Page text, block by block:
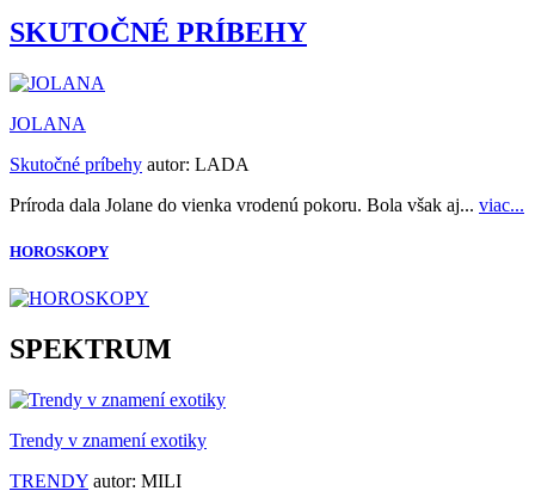
SKUTOČNÉ PRÍBEHY
JOLANA
Skutočné príbehy autor: LADA
Príroda dala Jolane do vienka vrodenú pokoru. Bola však aj... viac...
HOROSKOPY
SPEKTRUM
Trendy v znamení exotiky
TRENDY autor: MILI